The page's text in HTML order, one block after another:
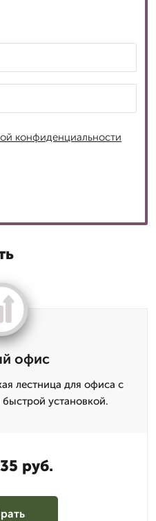
конфиденциальности
офис
лестница для офиса с
установкой.
руб.